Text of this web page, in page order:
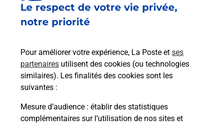
Le respect de votre vie privée,
notre priorité
Pour améliorer votre expérience, La Poste et ses
partenaires utilisent des cookies (ou technologies
similaires). Les finalités des cookies sont les
suivantes :
Mesure d’audience : établir des statistiques
complémentaires sur l’utilisation de nos sites et
Boîte aux lettres La Poste
48 Rue Abbe Georges Thomas
45450 Fay Aux Loges
Le lien s'ouvre dans un nouvel onglet
Le lien s'ouvre dans un nouvel onglet